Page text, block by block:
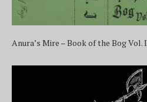
Anura’s Mire – Book of the Bog Vol. I